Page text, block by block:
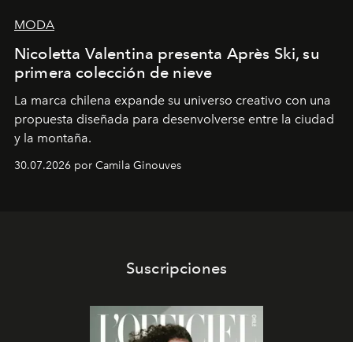
MODA
Nicoletta Valentina presenta Après Ski, su
primera colección de nieve
La marca chilena expande su universo creativo con una
propuesta diseñada para desenvolverse entre la ciudad
y la montaña.
30.07.2026 por Camila Ginouves
Suscripciones